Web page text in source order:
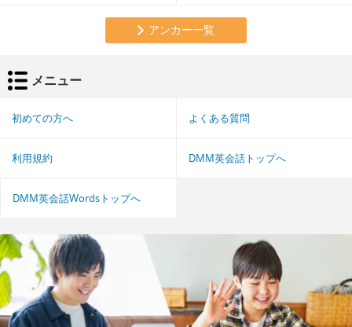
アンカー一覧
メニュー
初めての方へ よくある質問
利用規約 DMM英会話トップへ
DMM英会話Wordsトップへ